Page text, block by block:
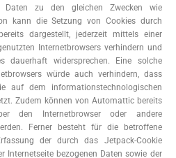
Daten zu den gleichen Zwecken wie
kann die Setzung von Cookies durch
dargestellt, jederzeit mittels einer
Internetbrowsers verhindern und
dauerhaft widersprechen. Eine solche
würde auch verhindern, dass
auf dem informationstechnologischen
Zudem können von Automattic bereits
den Internetbrowser oder andere
Ferner besteht für die betroffene
der durch das Jetpack-Cookie
Internetseite bezogenen Daten sowie der